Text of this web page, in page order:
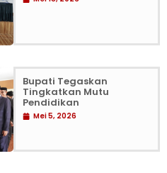
Bupati Tegaskan
Tingkatkan Mutu
Pendidikan
Mei 5, 2026